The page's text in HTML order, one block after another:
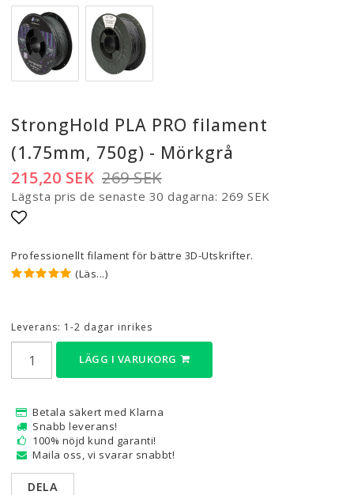
StrongHold PLA PRO filament
(1.75mm, 750g) - Mörkgrå
269 SEK
215,20 SEK
Lägsta pris de senaste 30 dagarna 269 SEK
Professionellt filament för bättre 3D-Utskrifter.
(Läs...)
Leverans: 1-2 dagar inrikes
LÄGG I VARUKORG
Betala säkert med Klarna
Snabb leverans!
100% nöjd kund garanti!
Maila oss, vi svarar snabbt!
DELA